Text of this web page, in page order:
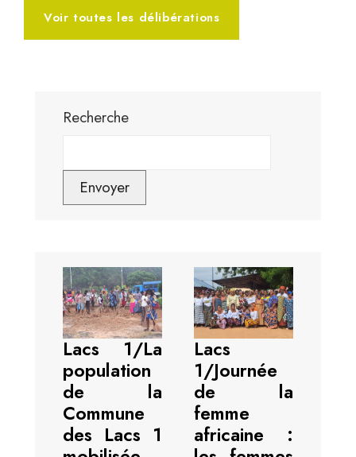
Voir toutes les délibérations
Recherche
Envoyer
Lacs 1/La
population
de la
Commune
des Lacs 1
Lacs
1/Journée
de la
femme
africaine :